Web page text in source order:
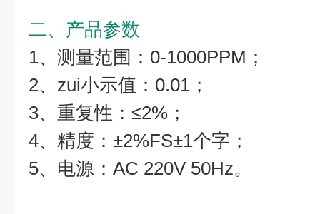
二、产品参数
1、测量范围：0-1000PPM；
2、zui小示值：0.01；
3、重复性：≤2%；
4、精度：±2%FS±1个字；
5、电源：AC 220V 50Hz。